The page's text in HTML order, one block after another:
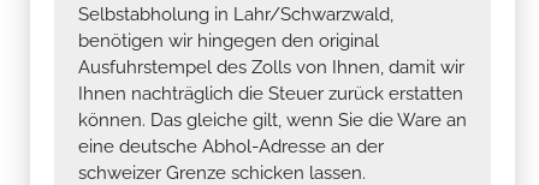
Selbstabholung in Lahr/Schwarzwald,
benötigen wir hingegen den original
Ausfuhrstempel des Zolls von Ihnen, damit wir
Ihnen nachträglich die Steuer zurück erstatten
können. Das gleiche gilt, wenn Sie die Ware an
eine deutsche Abhol-Adresse an der
schweizer Grenze schicken lassen.